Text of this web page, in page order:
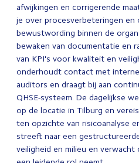
afwijkingen en corrigerende
je over procesverbeteringen en
bewustwording binnen de
bewaken van documentatie en
van KPI's voor kwaliteit en
onderhoudt contact met
auditors en draagt bij aan
QHSE-systeem. De dagelijkse
op de locatie in Tilburg en
ten opzichte van risicoanalyse
streeft naar een
veiligheid en milieu en verwacht